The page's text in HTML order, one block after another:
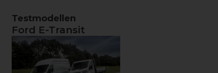
Testmodellen
Ford E-Transit